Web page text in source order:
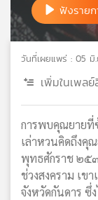
เครือ
ข่าย
ฟังรายก
วันที่เผยแพร่ : 05 มิ
เพิ่มในเพล
การพบคุณยายที่
เล่าหวนคิดถึงคุ
พุทธศักราช ๒๕
ช่วงสงคราม เข
จังหวัดกันดาร ซึ่